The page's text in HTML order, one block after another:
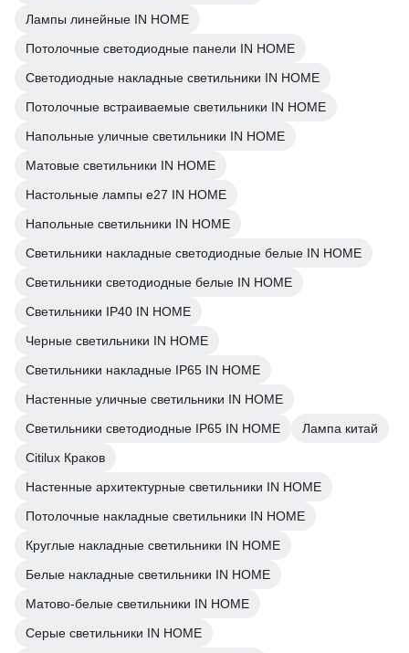
Лампы линейные IN HOME
Потолочные светодиодные панели IN HOME
Светодиодные накладные светильники IN HOME
Потолочные встраиваемые светильники IN HOME
Напольные уличные светильники IN HOME
Матовые светильники IN HOME
Настольные лампы e27 IN HOME
Напольные светильники IN HOME
Светильники накладные светодиодные белые IN HOME
Светильники светодиодные белые IN HOME
Светильники IP40 IN HOME
Черные светильники IN HOME
Светильники накладные IP65 IN HOME
Настенные уличные светильники IN HOME
Светильники светодиодные IP65 IN HOME
Лампа китай
Citilux Краков
Настенные архитектурные светильники IN HOME
Потолочные накладные светильники IN HOME
Круглые накладные светильники IN HOME
Белые накладные светильники IN HOME
Матово-белые светильники IN HOME
Серые светильники IN HOME